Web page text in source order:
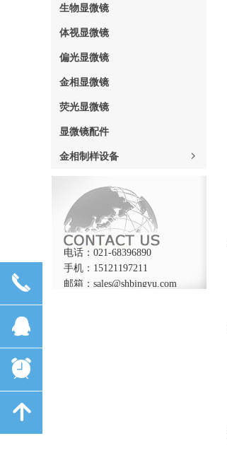
生物显微镜
体视显微镜
偏光显微镜
金相显微镜
荧光显微镜
显微镜配件
ꁇ
金相制样设备
电话：021-68396890
手机：15121197211
邮箱：sales@shbingyu.com
끅
뀩
뀥
녕